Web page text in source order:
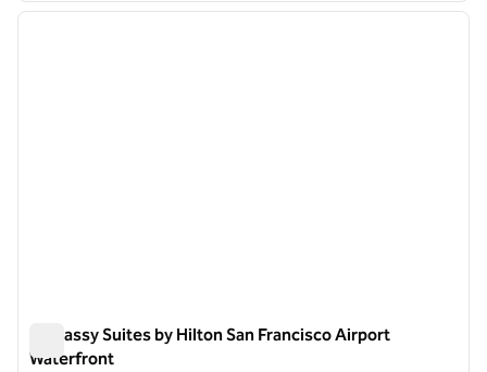
1 von 12
Embassy Suites by Hilton San Francisco Airport
Waterfront